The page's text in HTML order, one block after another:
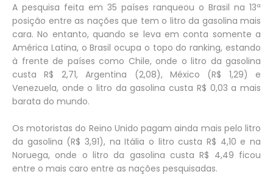
A pesquisa feita em 35 países ranqueou o Brasil na 13ª
posição entre as nações que tem o litro da gasolina mais
cara. No entanto, quando se leva em conta somente a
América Latina, o Brasil ocupa o topo do ranking, estando
à frente de países como Chile, onde o litro da gasolina
custa R$ 2,71, Argentina (2,08), México (R$ 1,29) e
Venezuela, onde o litro da gasolina custa R$ 0,03 a mais
barata do mundo.
Os motoristas do Reino Unido pagam ainda mais pelo litro
da gasolina (R$ 3,91), na Itália o litro custa R$ 4,10 e na
Noruega, onde o litro da gasolina custa R$ 4,49 ficou
entre o mais caro entre as nações pesquisadas.